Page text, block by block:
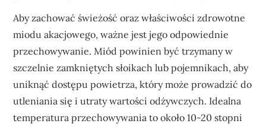
Aby zachować świeżość oraz właściwości zdrowotne
miodu akacjowego, ważne jest jego odpowiednie
przechowywanie. Miód powinien być trzymany w
szczelnie zamkniętych słoikach lub pojemnikach, aby
uniknąć dostępu powietrza, który może prowadzić do
utleniania się i utraty wartości odżywczych. Idealna
temperatura przechowywania to około 10-20 stopni